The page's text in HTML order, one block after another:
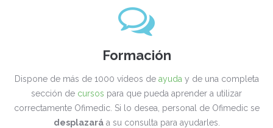
Formación
Dispone de más de 1000 vídeos de ayuda y de una completa
sección de cursos para que pueda aprender a utilizar
correctamente Ofimedic. Si lo desea, personal de Ofimedic se
desplazaráa su consulta para ayudarles.